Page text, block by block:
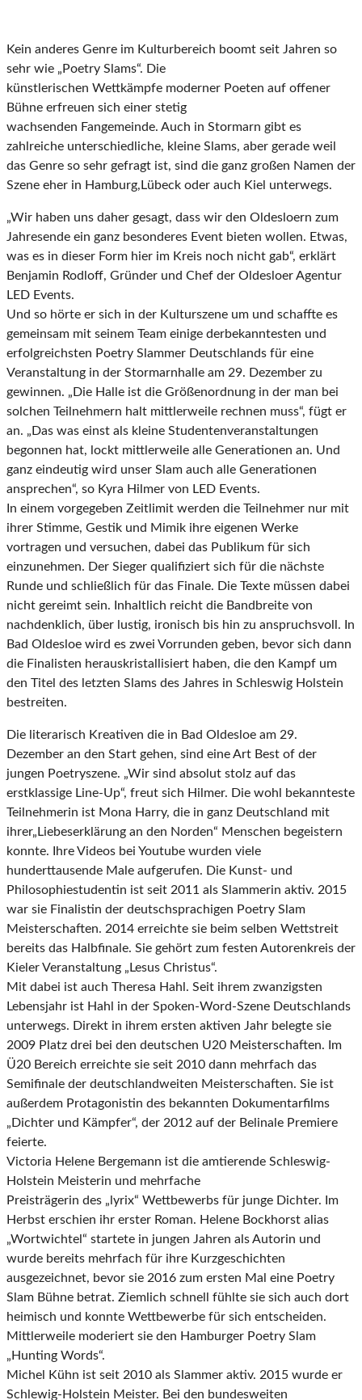
Kein anderes Genre im Kulturbereich boomt seit Jahren so
sehr wie „Poetry Slams“. Die
künstlerischen Wettkämpfe moderner Poeten auf offener
Bühne erfreuen sich einer stetig
wachsenden Fangemeinde. Auch in Stormarn gibt es
zahlreiche unterschiedliche, kleine Slams, aber gerade weil
das Genre so sehr gefragt ist, sind die ganz großen Namen der
Szene eher in Hamburg,Lübeck oder auch Kiel unterwegs.
„Wir haben uns daher gesagt, dass wir den Oldesloern zum
Jahresende ein ganz besonderes Event bieten wollen. Etwas,
was es in dieser Form hier im Kreis noch nicht gab“, erklärt
Benjamin Rodloff, Gründer und Chef der Oldesloer Agentur
LED Events.
Und so hörte er sich in der Kulturszene um und schaffte es
gemeinsam mit seinem Team einige derbekanntesten und
erfolgreichsten Poetry Slammer Deutschlands für eine
Veranstaltung in der Stormarnhalle am 29. Dezember zu
gewinnen. „Die Halle ist die Größenordnung in der man bei
solchen Teilnehmern halt mittlerweile rechnen muss“, fügt er
an. „Das was einst als kleine Studentenveranstaltungen
begonnen hat, lockt mittlerweile alle Generationen an. Und
ganz eindeutig wird unser Slam auch alle Generationen
ansprechen“, so Kyra Hilmer von LED Events.
In einem vorgegeben Zeitlimit werden die Teilnehmer nur mit
ihrer Stimme, Gestik und Mimik ihre eigenen Werke
vortragen und versuchen, dabei das Publikum für sich
einzunehmen. Der Sieger qualifiziert sich für die nächste
Runde und schließlich für das Finale. Die Texte müssen dabei
nicht gereimt sein. Inhaltlich reicht die Bandbreite von
nachdenklich, über lustig, ironisch bis hin zu anspruchsvoll. In
Bad Oldesloe wird es zwei Vorrunden geben, bevor sich dann
die Finalisten herauskristallisiert haben, die den Kampf um
den Titel des letzten Slams des Jahres in Schleswig Holstein
bestreiten.
Die literarisch Kreativen die in Bad Oldesloe am 29.
Dezember an den Start gehen, sind eine Art Best of der
jungen Poetryszene. „Wir sind absolut stolz auf das
erstklassige Line-Up“, freut sich Hilmer. Die wohl bekannteste
Teilnehmerin ist Mona Harry, die in ganz Deutschland mit
ihrer„Liebeserklärung an den Norden“ Menschen begeistern
konnte. Ihre Videos bei Youtube wurden viele
hunderttausende Male aufgerufen. Die Kunst- und
Philosophiestudentin ist seit 2011 als Slammerin aktiv. 2015
war sie Finalistin der deutschsprachigen Poetry Slam
Meisterschaften. 2014 erreichte sie beim selben Wettstreit
bereits das Halbfinale. Sie gehört zum festen Autorenkreis der
Kieler Veranstaltung „Lesus Christus“.
Mit dabei ist auch Theresa Hahl. Seit ihrem zwanzigsten
Lebensjahr ist Hahl in der Spoken-Word-Szene Deutschlands
unterwegs. Direkt in ihrem ersten aktiven Jahr belegte sie
2009 Platz drei bei den deutschen U20 Meisterschaften. Im
Ü20 Bereich erreichte sie seit 2010 dann mehrfach das
Semifinale der deutschlandweiten Meisterschaften. Sie ist
außerdem Protagonistin des bekannten Dokumentarfilms
„Dichter und Kämpfer“, der 2012 auf der Belinale Premiere
feierte.
Victoria Helene Bergemann ist die amtierende Schleswig-
Holstein Meisterin und mehrfache
Preisträgerin des „lyrix“ Wettbewerbs für junge Dichter. Im
Herbst erschien ihr erster Roman. Helene Bockhorst alias
„Wortwichtel“ startete in jungen Jahren als Autorin und
wurde bereits mehrfach für ihre Kurzgeschichten
ausgezeichnet, bevor sie 2016 zum ersten Mal eine Poetry
Slam Bühne betrat. Ziemlich schnell fühlte sie sich auch dort
heimisch und konnte Wettbewerbe für sich entscheiden.
Mittlerweile moderiert sie den Hamburger Poetry Slam
„Hunting Words“.
Michel Kühn ist seit 2010 als Slammer aktiv. 2015 wurde er
Schlewig-Holstein Meister. Bei den bundesweiten